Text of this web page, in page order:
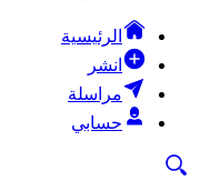
الرئيسية
انشر
مراسلة
حسابي